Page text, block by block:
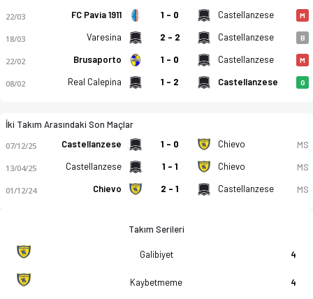
22/03 FC Pavia 1911 1 - 0 Castellanzese M
18/03 Varesina 2 - 2 Castellanzese B
22/02 Brusaporto 1 - 0 Castellanzese M
08/02 Real Calepina 1 - 2 Castellanzese G
İki Takım Arasındaki Son Maçlar
07/12/25 Castellanzese 1 - 0 Chievo MS
13/04/25 Castellanzese 1 - 1 Chievo MS
01/12/24 Chievo 2 - 1 Castellanzese MS
Takım Serileri
Galibiyet 4
Kaybetmeme 4